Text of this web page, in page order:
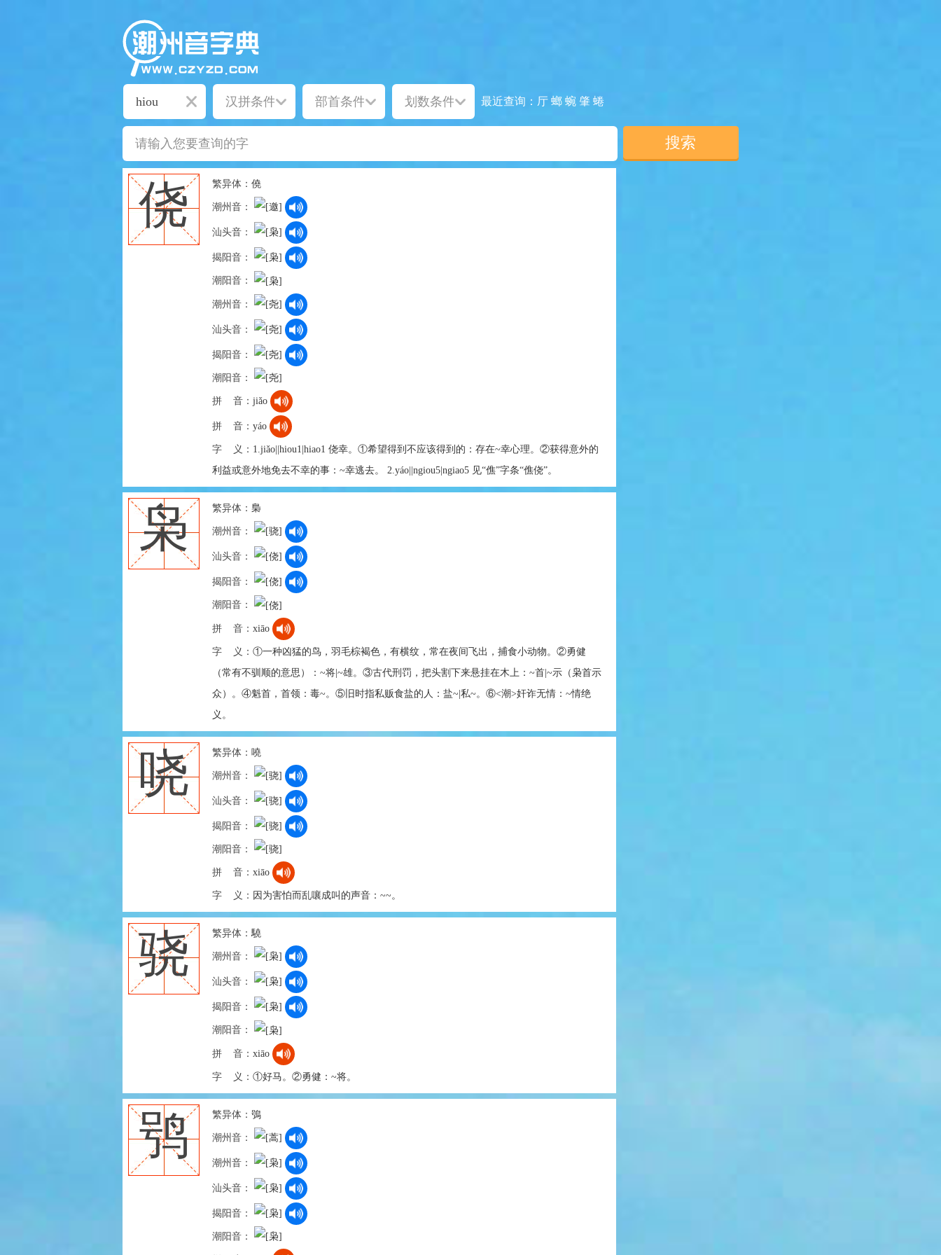
最近查询： 厅 螂 蜿 肇 蜷
侥 繁异体： 僥
潮州音：
汕头音：
揭阳音：
潮阳音：
潮州音：
汕头音：
揭阳音：
潮阳音：
拼 音： jiǎo
拼 音： yáo
字 义： 1.jiǎo||hiou1|hiao1 侥幸。①希望得到不应该得到的：存在~幸心理。②获得意外的
利益或意外地免去不幸的事：~幸逃去。 2.yáo||ngiou5|ngiao5 见“僬”字条“僬侥”。
枭 繁异体： 梟
潮州音：
汕头音：
揭阳音：
潮阳音：
拼 音： xiāo
字 义： ①一种凶猛的鸟，羽毛棕褐色，有横纹，常在夜间飞出，捕食小动物。②勇健
（常有不驯顺的意思）：~将|~雄。③古代刑罚，把头割下来悬挂在木上：~首|~示（枭首示
众）。④魁首，首领：毒~。⑤旧时指私贩食盐的人：盐~|私~。⑥<潮>奸诈无情：~情绝
义。
哓 繁异体： 嘵
潮州音：
汕头音：
揭阳音：
潮阳音：
拼 音： xiāo
字 义： 因为害怕而乱嚷成叫的声音：~~。
骁 繁异体：驍
潮州音：
汕头音：
揭阳音：
潮阳音：
拼 音： xiāo
字 义： ①好马。②勇健：~将。
鸮 繁异体： 鴞
潮州音：
潮州音：
汕头音：
揭阳音：
潮阳音：